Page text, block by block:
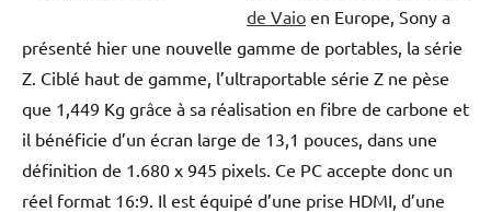
de Vaio en Europe, Sony a
présenté hier une nouvelle gamme de portables, la série
Z. Ciblé haut de gamme, l’ultraportable série Z ne pèse
que 1,449 Kg grâce à sa réalisation en fibre de carbone et
il bénéficie d’un écran large de 13,1 pouces, dans une
définition de 1.680 x 945 pixels. Ce PC accepte donc un
réel format 16:9. Il est équipé d’une prise HDMI, d’une